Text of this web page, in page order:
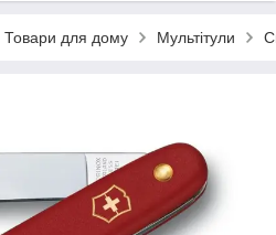
Товари для дому Мультітули